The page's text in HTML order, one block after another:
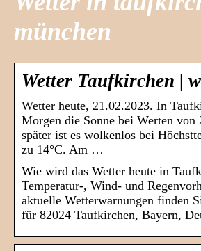
münchen
Wetter Taufkirchen |
Wetter heute, 21.02.2023. In
Morgen die Sonne bei Werten von
später ist es wolkenlos bei
zu 14°C. Am …
Wie wird das Wetter heute in
Temperatur-, Wind- und
aktuelle Wetterwarnungen finden
für 82024 Taufkirchen, Bayern,